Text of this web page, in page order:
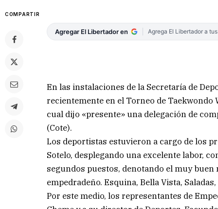
COMPARTIR
Agregar El Libertador en Agrega El Libertador a
En las instalaciones de la Secretaría de
recientemente en el Torneo de
cual dijo «presente» una delegación de
(Cote).
Los deportistas estuvieron a cargo de los
Sotelo, desplegando una excelente labor,
segundos puestos, denotando el muy
empedradeño. Esquina, Bella Vista,
Por este medio, los representantes de